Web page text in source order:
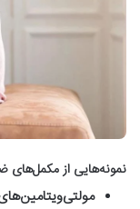
نمونه‌هایی از مکمل‌های